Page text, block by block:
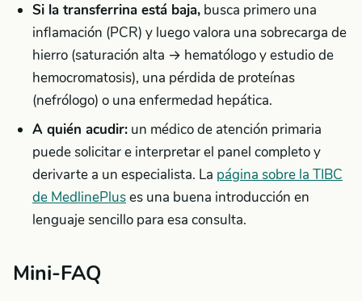
Si la transferrina está baja, busca primero una
inflamación (PCR) y luego valora una sobrecarga de
hierro (saturación alta → hematólogo y estudio de
hemocromatosis), una pérdida de proteínas
(nefrólogo) o una enfermedad hepática.
A quién acudir: un médico de atención primaria
puede solicitar e interpretar el panel completo y
derivarte a un especialista. La página sobre la TIBC
de MedlinePluses una buena introducción en
lenguaje sencillo para esa consulta.
Mini-FAQ